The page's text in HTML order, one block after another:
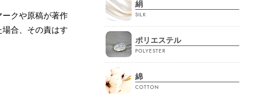
クや原稿が著作
合、その責はす
絹
SILK
ポリエステル
POLYESTER
綿
COTTON